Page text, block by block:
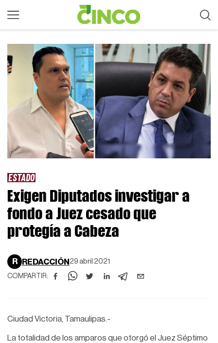
ESTADO
Exigen Diputados investigar a
fondo a Juez cesado que
protegía a Cabeza
R REDACCIÓN 29 abril 2021
COMPARTIR:
Ciudad Victoria, Tamaulipas.-
La totalidad de los amparos que otorgó el Juez Séptimo